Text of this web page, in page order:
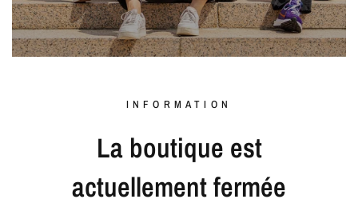
INFORMATION
La boutique est
actuellement fermée